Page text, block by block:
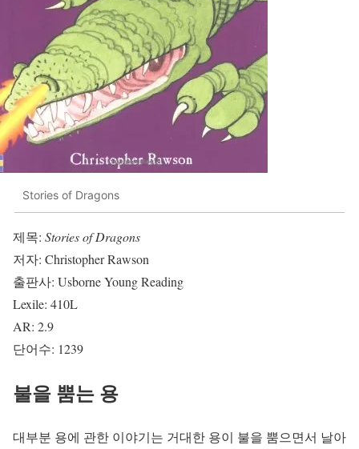
Stories of Dragons
제목: Stories of Dragons
저자: Christopher Rawson
출판사: Usborne Young Reading
Lexile: 410L
AR: 2.9
단어수: 1239
불을 뿜는 용
대부분 용에 관한 이야기는 거대한 용이 불을 뿜으면서 날아